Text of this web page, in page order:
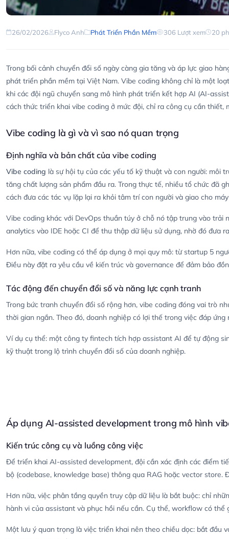
26/02/2026 Flyco Anh Phát Triển Phần Mềm 306 Lượt xem 20
Trong bối cảnh chuyển đổi số ngày càng gia tăng và áp lực giao
phát triển phần mềm tại Việt Nam. Vibe coding không chỉ là một
khi các đội ngũ chuyển sang mô hình phát triển kết hợp AI (AI-
cách thức triển khai vibe coding ở mức đội, chỉ ra công cụ cần
Vibe coding là gì và vì sao nó quan trọng
Định nghĩa và bản chất của vibe coding
Vibe coding là sự hội tụ của các yếu tố kỹ thuật và con người: môi
tăng chất lượng sản phẩm đầu ra. Trong thực tế, nhiều tổ chức đã
cách đưa các tác vụ lặp lại ra khỏi tâm trí con người và giao cho
Vibe coding khác với DevOps thuần túy ở chỗ nó tập trung vào
analytics vào IDE hoặc CI để thu thập dữ liệu sử dụng, nhờ đó đưa
Hơn nữa, vibe coding có thể áp dụng ở mọi quy mô: từ startup 5
Điều này đặt ra yêu cầu về kiến trúc và governance để đảm bảo
Tác động đến chuyển đổi số và năng lực cạnh tranh
Trong bức tranh chuyển đổi số rộng hơn, vibe coding đóng vai trò
thời gian ngắn. Theo đó, doanh nghiệp có lợi thế trong việc đáp
Ví dụ cụ thể: một công ty fintech tích hợp assistant AI để tự động
kỹ thuật trong lộ trình chuyển đổi số của doanh nghiệp.
Áp dụng AI-assisted development trong mô hình
Kiến trúc công cụ và luồng công việc
Để triển khai AI-assisted development, đội cần xác định các điểm
bộ (codebase, knowledge base) thông qua RAG hoặc vector
Hơn nữa, việc phân tầng quyền truy cập dữ liệu là bắt buộc: chỉ
hành vi của assistant và phục hồi nếu cần. Cụ thể, workflow có
Một lưu ý quan trọng là việc triển khai nên theo chiều dọc: bắt